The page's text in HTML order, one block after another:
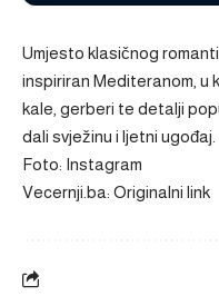
Umjesto klasičnog
inspiriran Mediteranom, u
kale, gerberi te detalji
dali svježinu i ljetni ugođaj.
Foto: Instagram
Vecernji.ba: Originalni link